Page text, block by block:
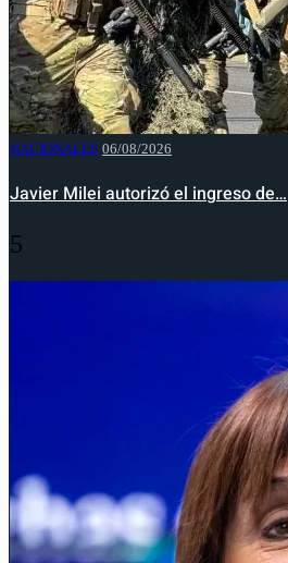
NACIONALES 06/08/2026
Javier Milei autorizó el ingreso de…
5